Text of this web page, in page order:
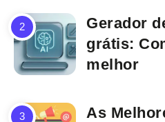
Gerador
grátis:
melhor
As